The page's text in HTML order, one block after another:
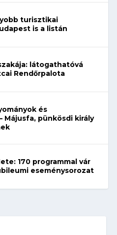
turisztikai
is a listán
látogathatóvá
Rendőrpalota
és
Májusfa, pünkösdi király
170 programmal vár
eseménysorozat